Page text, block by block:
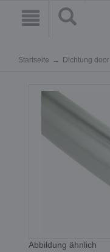
Startseite Dichtung door
Abbildung ähnlich